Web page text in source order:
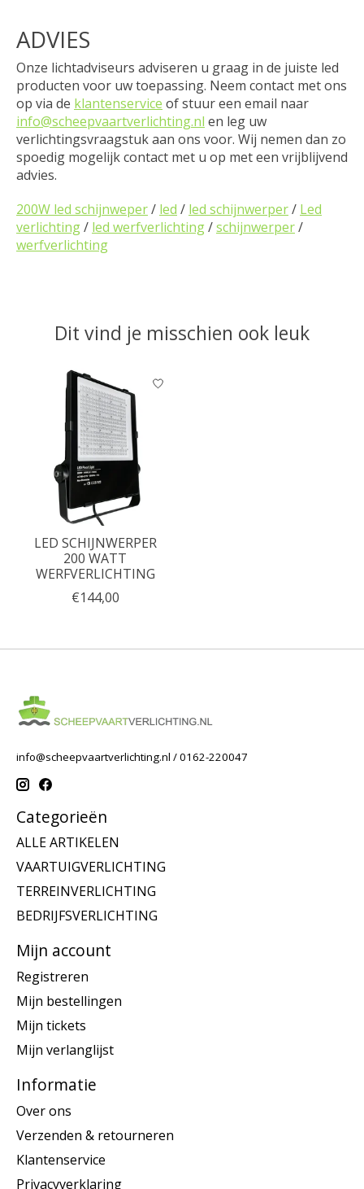
ADVIES
Onze lichtadviseurs adviseren u graag in de juiste led
producten voor uw toepassing. Neem contact met ons
op via de klantenservice of stuur een email naar
info@scheepvaartverlichting.nl en leg uw
verlichtingsvraagstuk aan ons voor. Wij nemen dan zo
spoedig mogelijk contact met u op met een vrijblijvend
advies.
200W led schijnweper/ led / led schijnwerper/ Led
verlichting/ led werfverlichting/schijnwerper/
werfverlichting
Dit vind je misschien ook leuk
Items van productcarrousel
LED SCHIJNWERPER
200 WATT
WERFVERLICHTING
€144,00
info@scheepvaartverlichting.nl / 0162-220047
Categorieën
ALLE ARTIKELEN
VAARTUIGVERLICHTING
TERREINVERLICHTING
BEDRIJFSVERLICHTING
Mijn account
Registreren
Mijn bestellingen
Mijn tickets
Mijn verlanglijst
Informatie
Over ons
Verzenden & retourneren
Klantenservice
Privacyverklaring